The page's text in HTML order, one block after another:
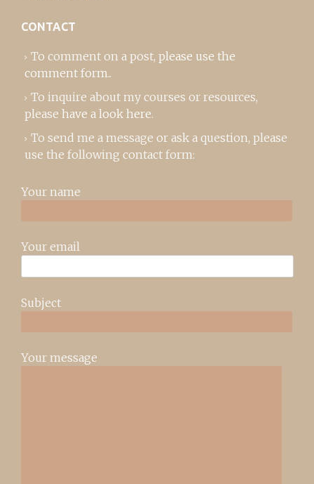
CONTACT
To comment on a post, please use the
comment form..
To inquire about my courses or resources,
please have a look here.
To send me a message or ask a question, please
use the following contact form:
Your name
Your email
Subject
Your message